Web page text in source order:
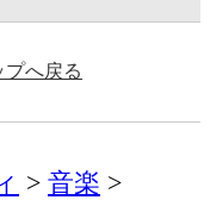
プへ戻る
音楽